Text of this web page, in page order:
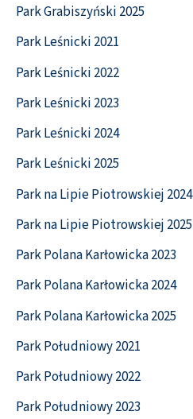
Park Grabiszyński 2025
Park Leśnicki 2021
Park Leśnicki 2022
Park Leśnicki 2023
Park Leśnicki 2024
Park Leśnicki 2025
Park na Lipie Piotrowskiej 2024
Park na Lipie Piotrowskiej 2025
Park Polana Karłowicka 2023
Park Polana Karłowicka 2024
Park Polana Karłowicka 2025
Park Południowy 2021
Park Południowy 2022
Park Południowy 2023